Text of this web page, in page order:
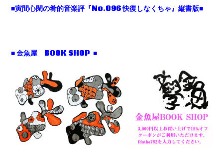
■寅間心閑の肴的音楽評『No.096 快復しなくちゃ』縦書版■
■ 金魚屋 BOOK SHOP ■